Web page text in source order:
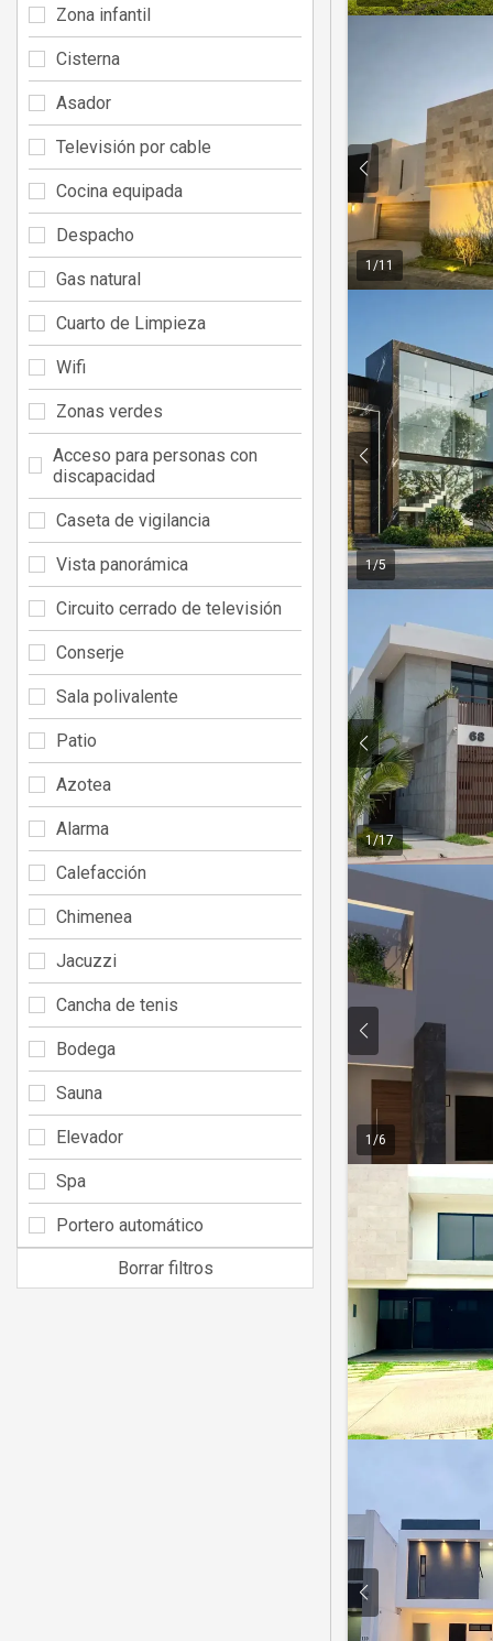
1 /11
1/5
1/17
1 /6
Zona infantil
Cisterna
Asador
Televisión por cable
Cocina equipada
Despacho
Gas natural
Cuarto de Limpieza
Wifi
Zonas verdes
Acceso para personas con
discapacidad
Caseta de vigilancia
Vista panorámica
Circuito cerrado de televisión
Conserje
Sala polivalente
Patio
Azotea
Alarma
Calefacción
Chimenea
Jacuzzi
Cancha de tenis
Bodega
Sauna
Elevador
Spa
Portero automático
Borrar filtros